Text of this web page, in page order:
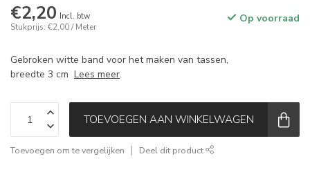
€2,20 Incl. btw
Stukprijs: €2,00 / Meter
Op voorraad
Gebroken witte band voor het maken van tassen,
breedte 3 cm Lees meer.
TOEVOEGEN AAN WINKELWAGEN
Toevoegen om te vergelijken Deel dit product